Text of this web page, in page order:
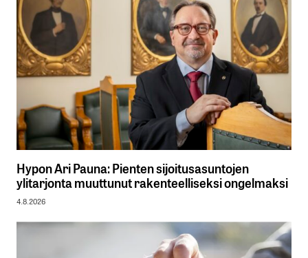
Hypon Ari Pauna: Pienten sijoitusasuntojen
ylitarjonta muuttunut rakenteelliseksi ongelmaksi
4.8.2026